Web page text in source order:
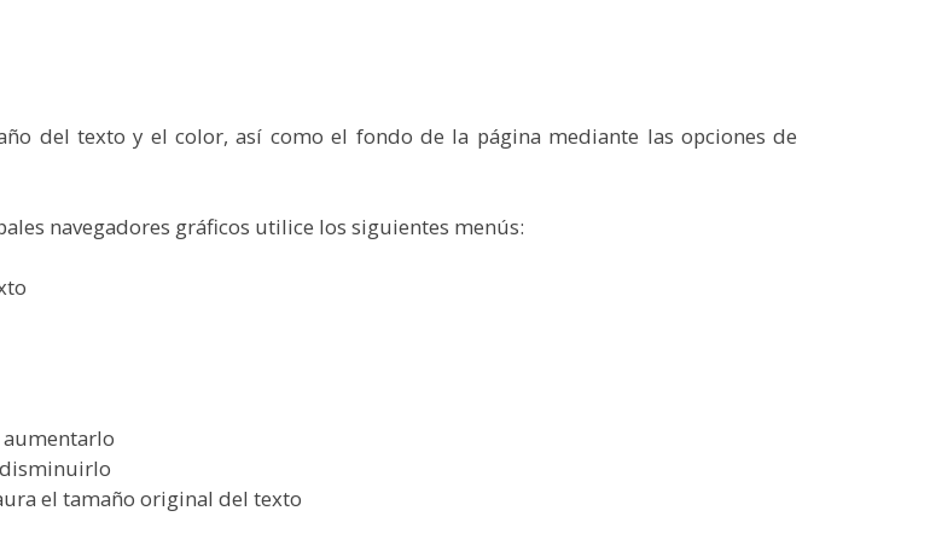
del texto y el color, así como el fondo de la página mediante las opciones de
navegadores gráficos utilice los siguientes menús:
del texto